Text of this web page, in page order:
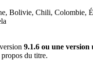
Bolivie, Chili, Colombie,
9.1.6 ou une version
du titre.